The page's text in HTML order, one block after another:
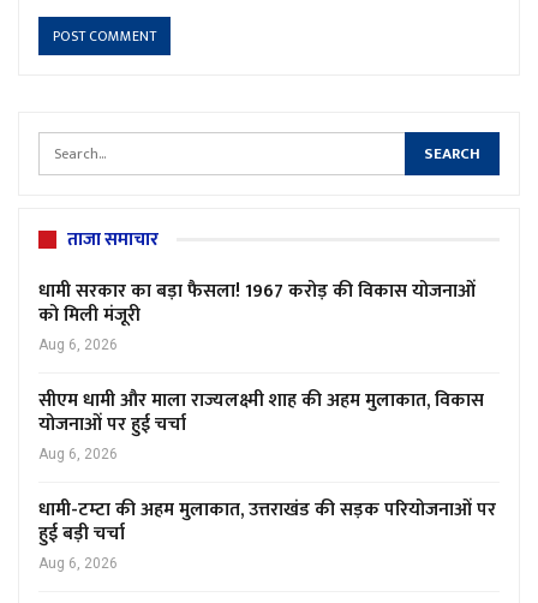
ताजा समाचार
धामी सरकार का बड़ा फैसला! 1967 करोड़ की विकास योजनाओं
को मिली मंजूरी
Aug 6, 2026
सीएम धामी और माला राज्यलक्ष्मी शाह की अहम मुलाकात, विकास
योजनाओं पर हुई चर्चा
Aug 6, 2026
धामी-टम्टा की अहम मुलाकात, उत्तराखंड की सड़क परियोजनाओं पर
हुई बड़ी चर्चा
Aug 6, 2026